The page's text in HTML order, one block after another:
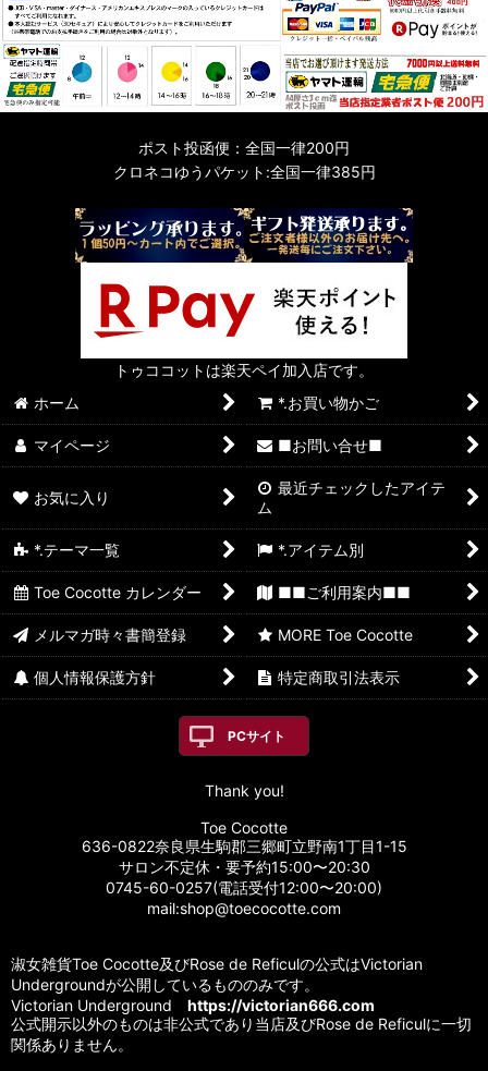
ポスト投函便：全国一律200円
クロネコゆうパケット:全国一律385円
トゥココットは楽天ペイ加入店です。
ホーム
*.お買い物かご
マイページ ■お問い合せ■
お気に入り
最近チェックしたアイテ
ム
*.テーマ一覧 *.アイテム別
Toe Cocotte カレンダー ■■ご利用案内■■
メルマガ時々書簡登録 MORE Toe Cocotte
個人情報保護方針 特定商取引法表示
PCサイト
Thank you!
Toe Cocotte
636-0822奈良県生駒郡三郷町立野南1丁目1-15
サロン不定休・要予約15:00〜20:30
0745-60-0257(電話受付12:00〜20:00)
mail:shop@toecocotte.com
淑女雑貨Toe Cocotte及びRose de Reficulの公式はVictorian
Undergroundが公開しているもののみです。
Victorian Underground https://victorian666.com
公式開示以外のものは非公式であり当店及びRose de Reficulに一切
関係ありません。